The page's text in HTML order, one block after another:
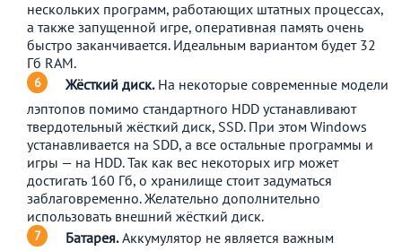
нескольких программ, работающих штатных процессах,
а также запущенной игре, оперативная память очень
быстро заканчивается. Идеальным вариантом будет 32
Гб RAM.
Жёсткий диск.На некоторые современные модели
лэптопов помимо стандартного HDD устанавливают
твердотельный жёсткий диск, SSD. При этом Windows
устанавливается на SDD, а все остальные программы и
игры — на HDD. Так как вес некоторых игр может
достигать 160 Гб, о хранилище стоит задуматься
заблаговременно. Желательно дополнительно
использовать внешний жёсткий диск.
Батарея.Аккумулятор не является важным